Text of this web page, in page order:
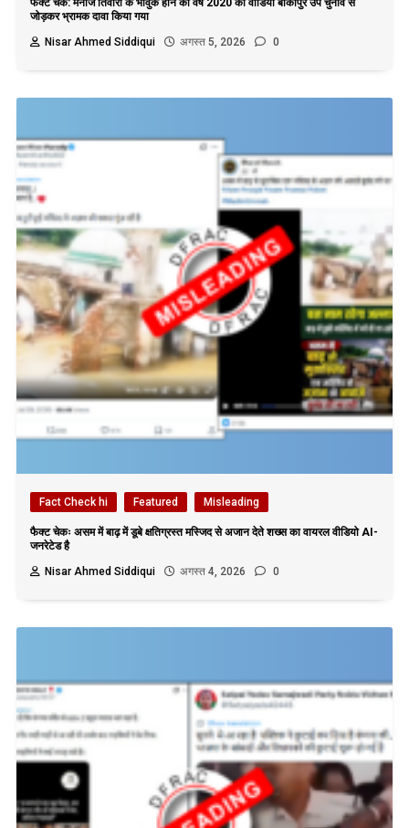
फैक्ट चेक: मनोज तिवारी के भावुक होने का वर्ष 2020 का वीडियो बांकीपुर उप चुनाव से
जोड़कर भ्रामक दावा किया गया
Nisar Ahmed Siddiqui
अगस्त 5, 2026 0
Fact Check hi Featured Misleading
फैक्ट चेकः असम में बाढ़ में डूबे क्षतिग्रस्त मस्जिद से अजान देते शख्स का वायरल वीडियो AI-
जनरेटेड है
Nisar Ahmed Siddiqui
अगस्त 4, 2026 0